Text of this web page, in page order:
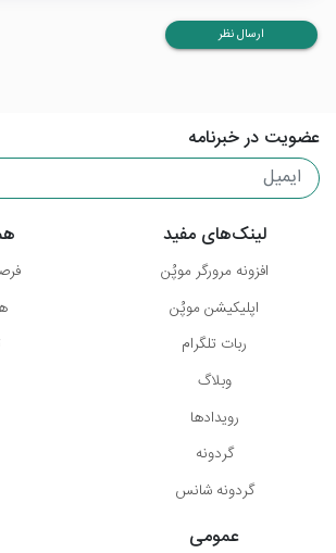
ارسال نظر
عضویت در خبرنامه
لینک‌های مفید
افزونه مرورگر موپُن
اپلیکیشن موپُن
ربات تلگرام
وبلاگ
رویدادها
گردونه
گردونه شانس
عمومی